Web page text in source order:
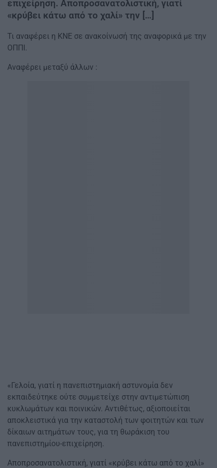
επιχείρηση. Αποπροσανατολιστική, γιατί
«κρύβει κάτω από το χαλί» την […]
Τι αναφέρει η ΚΝΕ σε ανακοίνωσή της αναφορικά με την
ΟΠΠΙ.
Αναφέρει μεταξύ άλλων :
«Γελοία, γιατί η πανεπιστημιακή αστυνομία δεν
εκπαιδεύτηκε ούτε συμμετείχε στην αντιμετώπιση
κυκλωμάτων και ποινικών. Αντιθέτως, αξιοποιείται
αποκλειστικά για την καταστολή των φοιτητών και των
δίκαιων αιτημάτων τους, για τη θωράκιση του
πανεπιστημίου-επιχείρηση.
Αποπροσανατολιστική, γιατί «κρύβει κάτω από το χαλί»